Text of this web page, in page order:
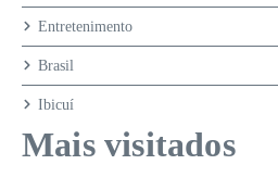
Entretenimento
Brasil
Ibicuí
Mais visitados